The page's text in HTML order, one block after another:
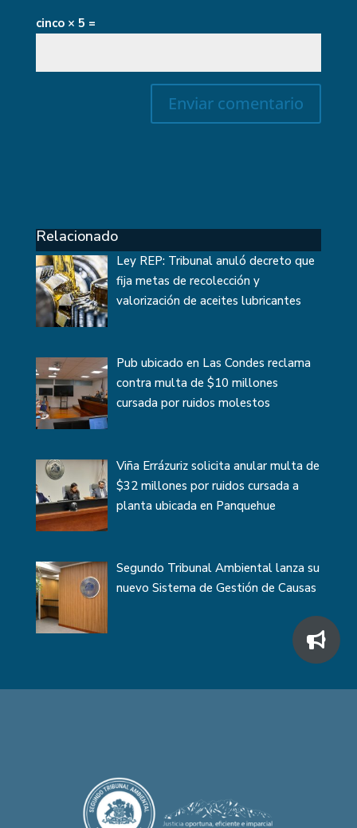
cinco × 5 =
Relacionado
Ley REP: Tribunal anuló decreto que
fija metas de recolección y
valorización de aceites lubricantes
Pub ubicado en Las Condes reclama
contra multa de $10 millones
cursada por ruidos molestos
Viña Errázuriz solicita anular multa de
$32 millones por ruidos cursada a
planta ubicada en Panquehue
Segundo Tribunal Ambiental lanza su
nuevo Sistema de Gestión de Causas